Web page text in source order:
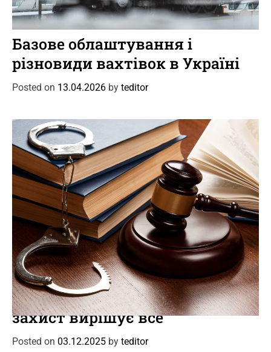
C
a
t
e
g
Новини Цікаве
Базове облаштування і
різновиди вахтівок в Україні
Posted on 13.04.2026 by teditor
C
a
t
e
g
Новини Події
Кримінальний адвокат: коли
захист вирішує все
Posted on 03.12.2025 by teditor